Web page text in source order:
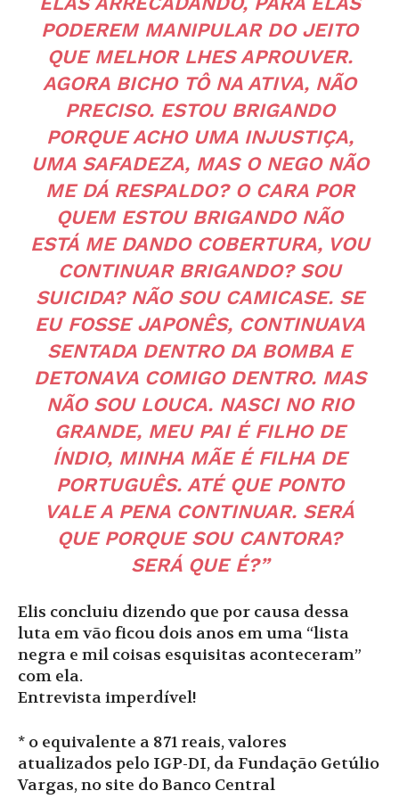
PODEREM MANIPULAR DO JEITO
QUE MELHOR LHES APROUVER.
AGORA BICHO TÔ NA ATIVA, NÃO
PRECISO. ESTOU BRIGANDO
PORQUE ACHO UMA INJUSTIÇA,
UMA SAFADEZA, MAS O NEGO NÃO
ME DÁ RESPALDO? O CARA POR
QUEM ESTOU BRIGANDO NÃO
ESTÁ ME DANDO COBERTURA, VOU
CONTINUAR BRIGANDO? SOU
SUICIDA? NÃO SOU CAMICASE. SE
EU FOSSE JAPONÊS, CONTINUAVA
SENTADA DENTRO DA BOMBA E
DETONAVA COMIGO DENTRO. MAS
NÃO SOU LOUCA. NASCI NO RIO
GRANDE, MEU PAI É FILHO DE
ÍNDIO, MINHA MÃE É FILHA DE
PORTUGUÊS. ATÉ QUE PONTO
VALE A PENA CONTINUAR. SERÁ
QUE PORQUE SOU CANTORA?
SERÁ QUE É?”
Elis concluiu dizendo que por causa dessa
luta em vão ficou dois anos em uma “lista
negra e mil coisas esquisitas aconteceram”
com ela.
Entrevista imperdível!
* o equivalente a 871 reais, valores
atualizados pelo IGP-DI, da Fundação Getúlio
Vargas, no site do Banco Central